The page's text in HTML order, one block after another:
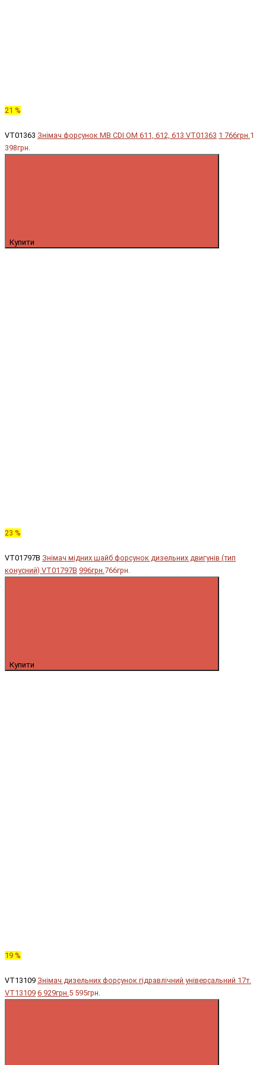
21 %
VT01363 Знімач форсунок MB CDI OM 611, 612, 613 VT01363 1 766грн. 1
398грн.
Купити
23 %
VT01797B Знімач мідних шайб форсунок дизельних двигунів (тип
конусний) VT01797B 996грн. 766грн.
Купити
19 %
VT13109 Знімач дизельних форсунок гідравлічний універсальний 17т.
VT13109 6 929грн. 5 595грн.